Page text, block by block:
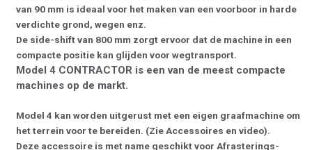
van 90 mm is ideaal voor het maken van een voorboor in harde
verdichte grond, wegen enz.
De side-shift van 800 mm zorgt ervoor dat de machine in een
compacte positie kan glijden voor wegtransport.
Model 4 CONTRACTOR is een van de meest compacte
machines op de markt.
Model 4 kan worden uitgerust met een eigen graafmachine om
het terrein voor te bereiden. (Zie Accessoires en video).
Deze accessoire is met name geschikt voor Afrasterings-